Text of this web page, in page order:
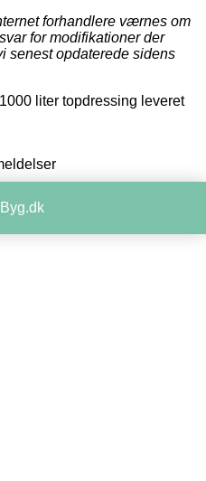
forhandlere værnes om
for modifikationer der
senest opdaterede sidens
liter topdressing leveret